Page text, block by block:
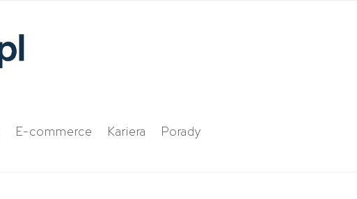
E-commerce Kariera Porady